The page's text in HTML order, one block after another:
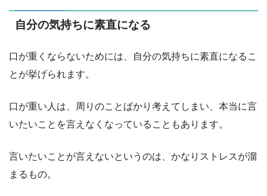
自分の気持ちに素直になる
口が重くならないためには、自分の気持ちに素直になるこ
とが挙げられます。
口が重い人は、周りのことばかり考えてしまい、本当に言
いたいことを言えなくなっていることもあります。
言いたいことが言えないというのは、かなりストレスが溜
まるもの。